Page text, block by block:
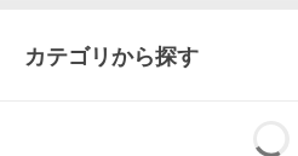
カテゴリから探す